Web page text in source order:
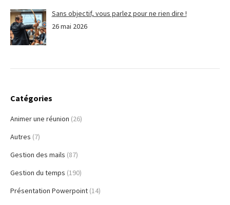
Sans objectif, vous parlez pour ne rien dire !
26 mai 2026
Catégories
Animer une réunion (26)
Autres (7)
Gestion des mails (87)
Gestion du temps (190)
Présentation Powerpoint (14)